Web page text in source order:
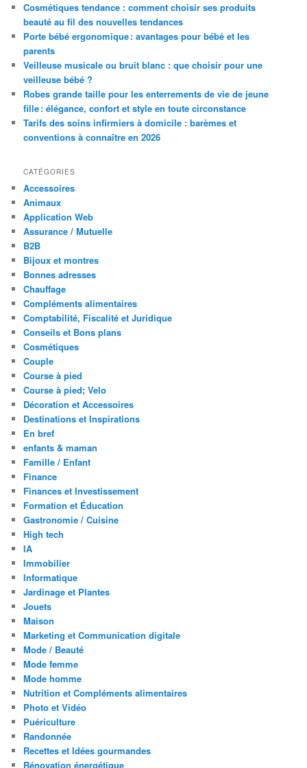
r
c
h
e
Cosmétiques tendance : comment choisir ses produits
beauté au fil des nouvelles tendances
Porte bébé ergonomique : avantages pour bébé et les
parents
Veilleuse musicale ou bruit blanc : que choisir pour une
veilleuse bébé ?
Robes grande taille pour les enterrements de vie de jeune
fille : élégance, confort et style en toute circonstance
Tarifs des soins infirmiers à domicile : barèmes et
conventions à connaître en 2026
CATÉGORIES
Accessoires
Animaux
Application Web
Assurance / Mutuelle
B2B
Bijoux et montres
Bonnes adresses
Chauffage
Compléments alimentaires
Comptabilité, Fiscalité et Juridique
Conseils et Bons plans
Cosmétiques
Couple
Course à pied
Course à pied; Velo
Décoration et Accessoires
Destinations et Inspirations
En bref
enfants & maman
Famille / Enfant
Finance
Finances et Investissement
Formation et Éducation
Gastronomie / Cuisine
High tech
IA
Immobilier
Informatique
Jardinage et Plantes
Jouets
Maison
Marketing et Communication digitale
Mode / Beauté
Mode femme
Mode homme
Nutrition et Compléments alimentaires
Photo et Vidéo
Puériculture
Randonnée
Recettes et Idées gourmandes
Rénovation énergétique